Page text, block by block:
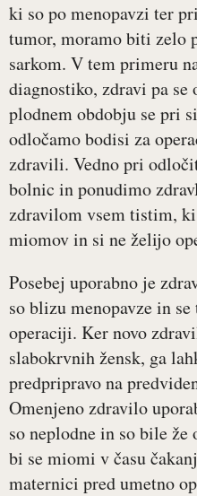
ki so po menopavzi ter
tumor, moramo biti zelo
sarkom. V tem primeru
diagnostiko, zdravi pa
plodnem obdobju se pri
odločamo bodisi za
zdravili. Vedno pri
bolnic in ponudimo
zdravilom vsem tistim,
miomov in si ne želijo
Posebej uporabno je
so blizu menopavze in
operaciji. Ker novo
slabokrvnih žensk, ga
predpripravo na
Omenjeno zdravilo
so neplodne in so bile
bi se miomi v času
maternici pred umetno